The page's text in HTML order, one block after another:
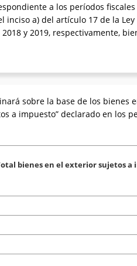
a los períodos fiscales
a) del artículo 17 de la Ley
y 2019, respectivamente,
sobre la base de los bienes
a impuesto” declarado en los
bienes en el exterior sujetos a